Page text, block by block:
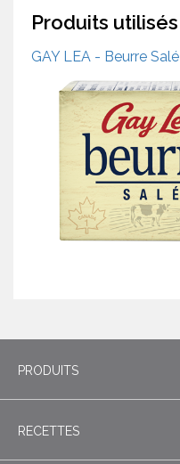
Produits utilisés
GAY LEA - Beurre Salé
PRODUITS
EXPLORE PRODUITS
RECETTES